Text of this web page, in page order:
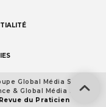
Global Média Santé
& Global Média Santé
du Praticien